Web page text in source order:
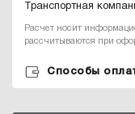
Транспортная
Расчет носит
рассчитываются при
Способы